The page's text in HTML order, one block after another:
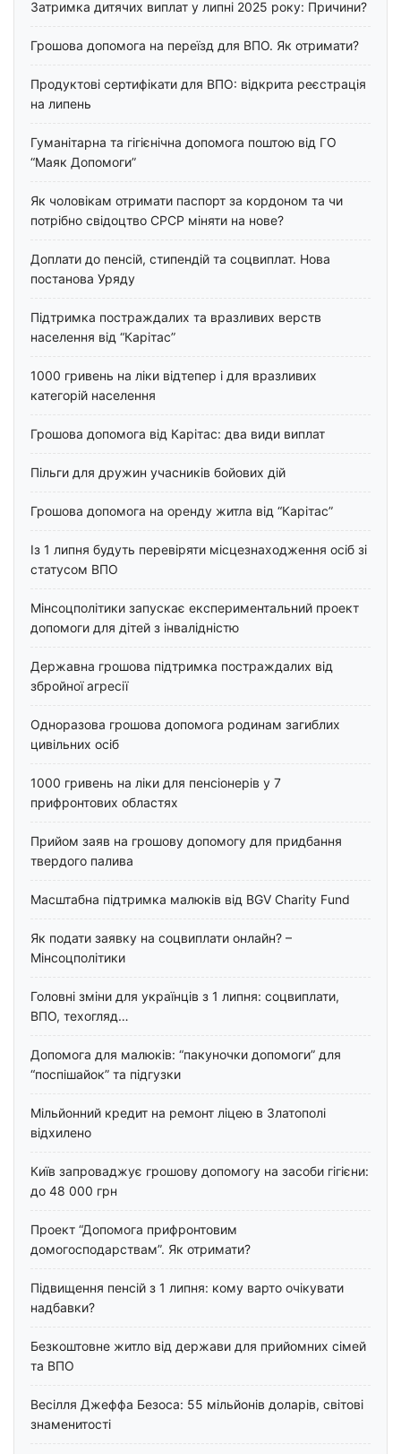
Затримка дитячих виплат у липні 2025 року: Причини?
Грошова допомога на переїзд для ВПО. Як отримати?
Продуктові сертифікати для ВПО: відкрита реєстрація
на липень
Гуманітарна та гігієнічна допомога поштою від ГО
“Маяк Допомоги”
Як чоловікам отримати паспорт за кордоном та чи
потрібно свідоцтво СРСР міняти на нове?
Доплати до пенсій, стипендій та соцвиплат. Нова
постанова Уряду
Підтримка постраждалих та вразливих верств
населення від “Карітас”
1000 гривень на ліки відтепер і для вразливих
категорій населення
Грошова допомога від Карітас: два види виплат
Пільги для дружин учасників бойових дій
Грошова допомога на оренду житла від “Карітас”
Із 1 липня будуть перевіряти місцезнаходження осіб зі
статусом ВПО
Мінсоцполітики запускає експериментальний проект
допомоги для дітей з інвалідністю
Державна грошова підтримка постраждалих від
збройної агресії
Одноразова грошова допомога родинам загиблих
цивільних осіб
1000 гривень на ліки для пенсіонерів у 7
прифронтових областях
Прийом заяв на грошову допомогу для придбання
твердого палива
Масштабна підтримка малюків від BGV Charity Fund
Як подати заявку на соцвиплати онлайн? –
Мінсоцполітики
Головні зміни для українців з 1 липня: соцвиплати,
ВПО, техогляд…
Допомога для малюків: “пакуночки допомоги” для
“поспішайок” та підгузки
Мільйонний кредит на ремонт ліцею в Златополі
відхилено
Київ запроваджує грошову допомогу на засоби гігієни:
до 48 000 грн
Проект “Допомога прифронтовим
домогосподарствам”. Як отримати?
Підвищення пенсій з 1 липня: кому варто очікувати
надбавки?
Безкоштовне житло від держави для прийомних сімей
та ВПО
Весілля Джеффа Безоса: 55 мільйонів доларів, світові
знаменитості